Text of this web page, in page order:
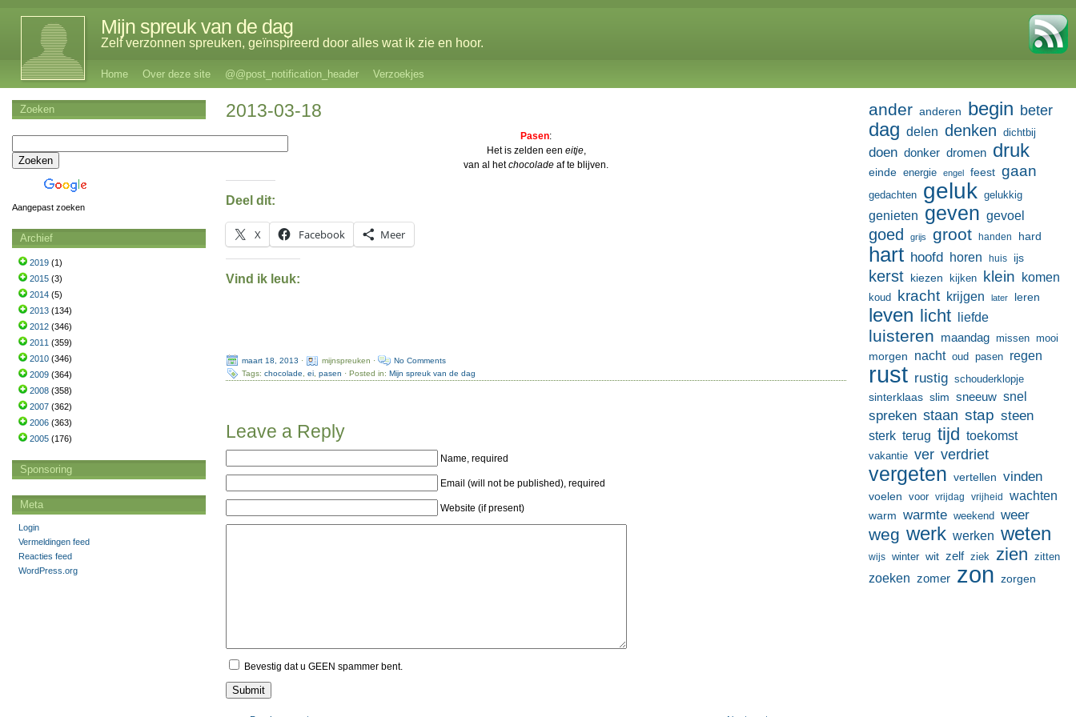
Mijn spreuk van de dag
Zelf verzonnen spreuken, geïnspireerd door alles wat ik zie en hoor.
Home Over deze site @@post_notification_header Verzoekjes
2013-03-18
Pasen:
Het is zelden een eitje,
van al hetchocolade af te blijven.
Deel dit:
X Facebook Meer
Vind ik leuk:
maart 18, 2013 · mijnspreuken ·
No Comments
Tags:chocolade ,ei ,pasen · Posted in:Mijn spreuk van de dag
Leave a Reply
Name, required
Email (will not be published), required
Website (if present)
Bevestig dat u GEEN spammer bent.
ander anderen begin beter
dag delen denken dichtbij
doen donker dromen druk
einde energie engel feest gaan
gedachten geluk gelukkig
genieten geven gevoel
goed grijs groot handen hard
hart hoofd horen huis ijs
kerst kiezen kijken klein komen
koud kracht krijgen later leren
leven licht liefde
luisteren maandag missen mooi
morgen nacht oud pasen regen
rust rustig schouderklopje
sinterklaas slim sneeuw snel
spreken staan stap steen
sterk terug tijd toekomst
vakantie ver verdriet
vergeten vertellen vinden
voelen voor vrijdag vrijheid wachten
warm warmte weekend weer
weg werk werken weten
wijs winter wit zelf ziek zien zitten
zoeken zomer zon zorgen
Zoeken
Aangepast zoeken
Archief
2019 (1)
2015 (3)
2014 (5)
2013 (134)
2012 (346)
2011 (359)
2010 (346)
2009 (364)
2008 (358)
2007 (362)
2006 (363)
2005 (176)
Sponsoring
Meta
Login
Vermeldingen feed
Reacties feed
WordPress.org